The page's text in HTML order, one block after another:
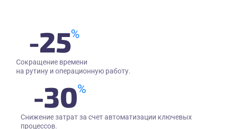
-25%
Сокращение времени
на рутину и операционную работу.
-30%
Снижение затрат за счет автоматизации ключевых
процессов.